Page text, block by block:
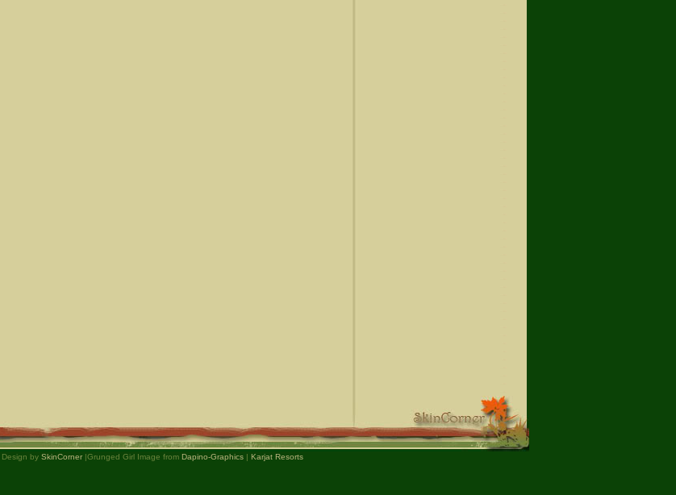
Design by SkinCorner|Grunged Girl Image from Dapino-Graphics| Karjat Resorts